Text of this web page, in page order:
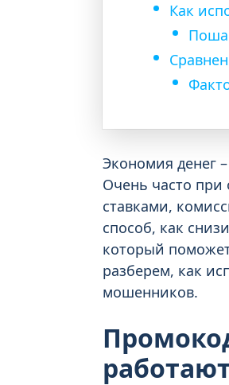
Как
Экономия денег
Очень часто
ставками,
способ, как
который
разберем, как
мошенников.